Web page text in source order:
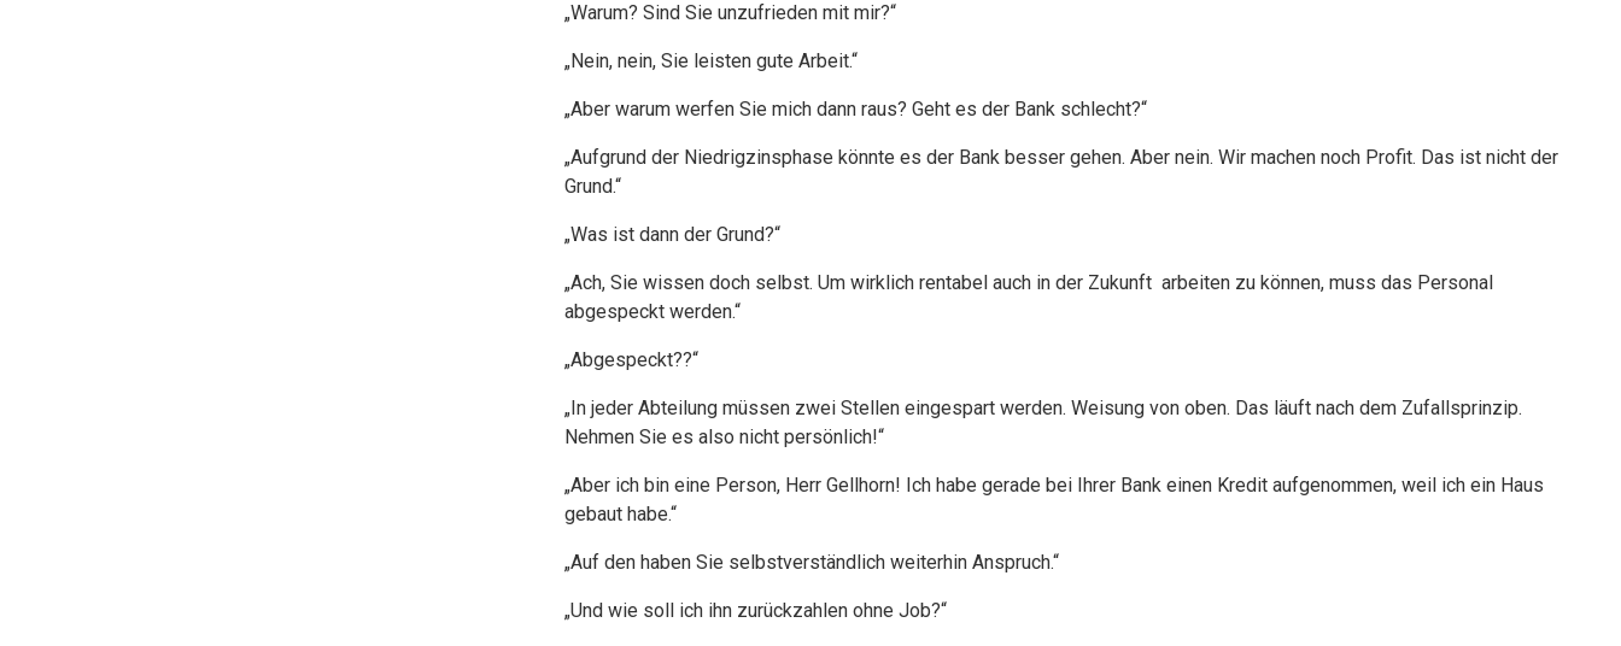
„Warum? Sind Sie unzufrieden mit mir?“
„Nein, nein, Sie leisten gute Arbeit.“
„Aber warum werfen Sie mich dann raus? Geht es der Bank schlecht?“
„Aufgrund der Niedrigzinsphase könnte es der Bank besser gehen. Aber nein. Wir machen noch Profit. Das ist nicht der
Grund.“
„Was ist dann der Grund?“
„Ach, Sie wissen doch selbst. Um wirklich rentabel auch in der Zukunft arbeiten zu können, muss das Personal
abgespeckt werden.“
„Abgespeckt??“
„In jeder Abteilung müssen zwei Stellen eingespart werden. Weisung von oben. Das läuft nach dem Zufallsprinzip.
Nehmen Sie es also nicht persönlich!“
„Aber ich bin eine Person, Herr Gellhorn! Ich habe gerade bei Ihrer Bank einen Kredit aufgenommen, weil ich ein Haus
gebaut habe.“
„Auf den haben Sie selbstverständlich weiterhin Anspruch.“
„Und wie soll ich ihn zurückzahlen ohne Job?“